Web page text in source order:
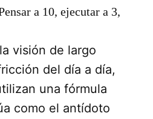
a 10, ejecutar a 3,
visión de largo
del día a día,
una fórmula
como el antídoto